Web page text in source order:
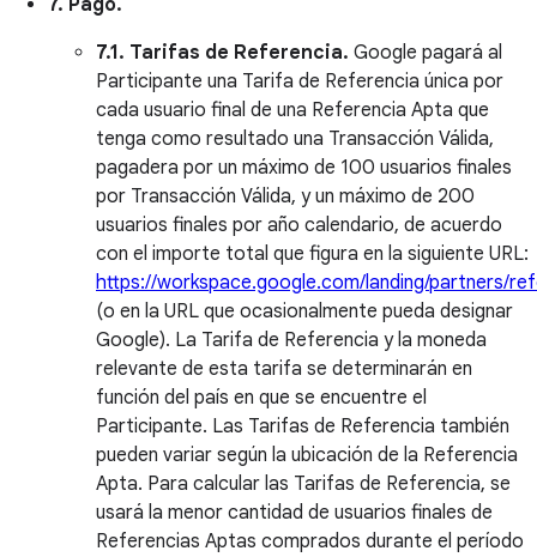
7. Pago.
7.1. Tarifas de Referencia. Google pagará al
Participante una Tarifa de Referencia única por
cada usuario final de una Referencia Apta que
tenga como resultado una Transacción Válida,
pagadera por un máximo de 100 usuarios finales
por Transacción Válida, y un máximo de 200
usuarios finales por año calendario, de acuerdo
con el importe total que figura en la siguiente URL:
https://workspace.google.com/landing/partners/
(o en la URL que ocasionalmente pueda designar
Google). La Tarifa de Referencia y la moneda
relevante de esta tarifa se determinarán en
función del país en que se encuentre el
Participante. Las Tarifas de Referencia también
pueden variar según la ubicación de la Referencia
Apta. Para calcular las Tarifas de Referencia, se
usará la menor cantidad de usuarios finales de
Referencias Aptas comprados durante el período